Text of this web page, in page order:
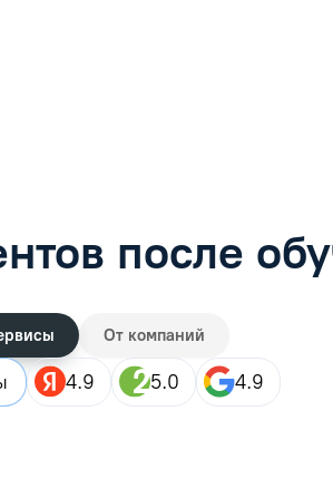
после
От компаний
4.9 5.0 4.9